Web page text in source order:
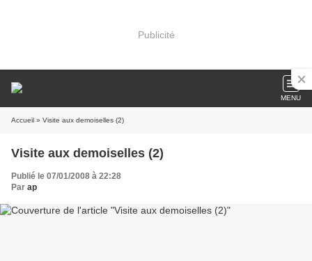
Publicité
MENU
Accueil » Visite aux demoiselles (2)
Visite aux demoiselles (2)
Publié le 07/01/2008 à 22:28
Par ap